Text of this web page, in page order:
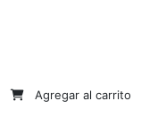
Agregar al carrito